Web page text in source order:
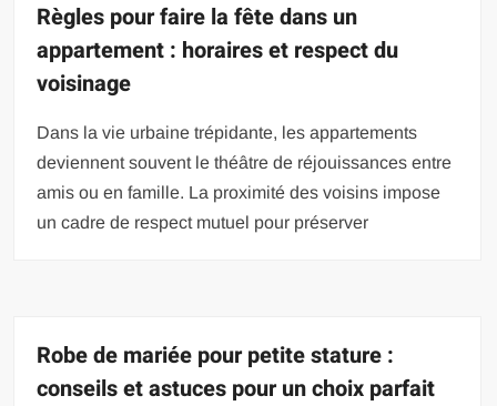
Règles pour faire la fête dans un
appartement : horaires et respect du
voisinage
Dans la vie urbaine trépidante, les appartements
deviennent souvent le théâtre de réjouissances entre
amis ou en famille. La proximité des voisins impose
un cadre de respect mutuel pour préserver
Robe de mariée pour petite stature :
conseils et astuces pour un choix parfait